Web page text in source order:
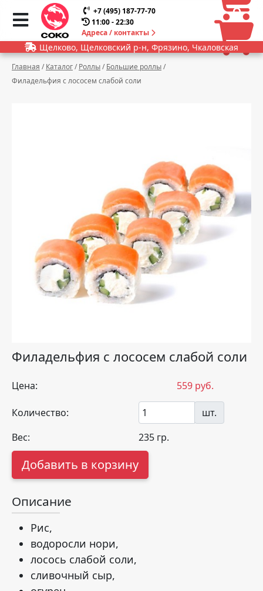
+7 (495) 187-77-70
11:00 - 22:30
Адреса / контакты
0
0
Щелково, Щелковский р-н, Фрязино, Чкаловская
Главная / Каталог/ Роллы/ Большие роллы/
Филадельфия с лососем слабой соли
Филадельфия с лососем слабой соли
Цена: 559руб.
Количество:
шт.
Вес:
235 гр.
Добавить в корзину
Описание
Рис,
водоросли нори,
лосось слабой соли,
сливочный сыр,